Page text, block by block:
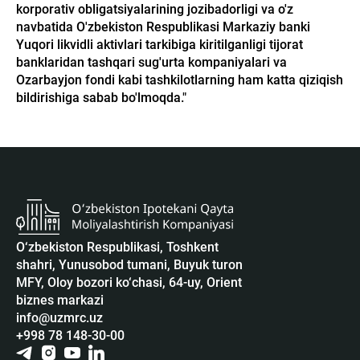
korporativ obligatsiyalarining jozibadorligi va o'z
navbatida O'zbekiston Respublikasi Markaziy banki
Yuqori likvidli aktivlari tarkibiga kiritilganligi tijorat
banklaridan tashqari sug'urta kompaniyalari va
Ozarbayjon fondi kabi tashkilotlarning ham katta qiziqish
bildirishiga sabab bo'lmoqda."
O‘zbekiston Respublikasi, Toshkent
shahri, Yunusobod tumani, Buyuk turon
MFY, Oloy bozori ko‘chasi, 64-uy, Orient
biznes markazi
info@uzmrc.uz
+998 78 148-30-00